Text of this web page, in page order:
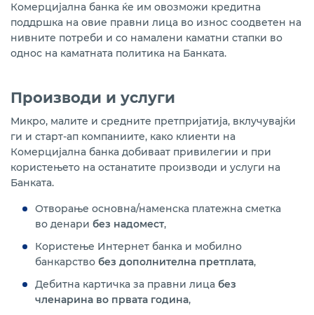
Комерцијална банка ќе им овозможи кредитна
поддршка на овие правни лица во износ соодветен на
нивните потреби и со намалени каматни стапки во
однос на каматната политика на Банката.
Производи и услуги
Микро, малите и средните претпријатија, вклучувајќи
ги и старт-ап компаниите, како клиенти на
Комерцијална банка добиваат привилегии и при
користењето на останатите производи и услуги на
Банката.
Отворање основна/наменска платежна сметка
во денари без надомест,
Користење Интернет банка и мобилно
банкарство без дополнителна претплата,
Дебитна картичка за правни лица без
членарина во првата година,